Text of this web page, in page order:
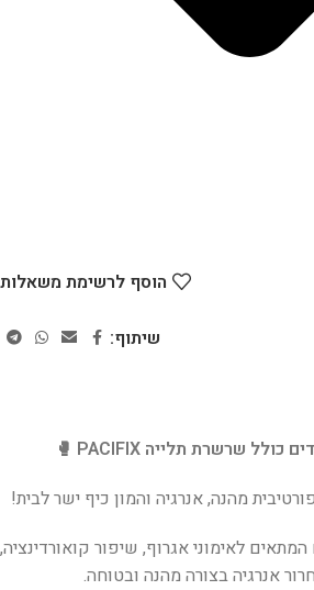
הוסף לרשימת משאלות
שיתוף:
מהנה, אנרגיה והמון כיף ישר לבית!
לאימוני אגרוף, שיפור קואורדינציה,
אנרגיה בצורה מהנה ובטוחה.